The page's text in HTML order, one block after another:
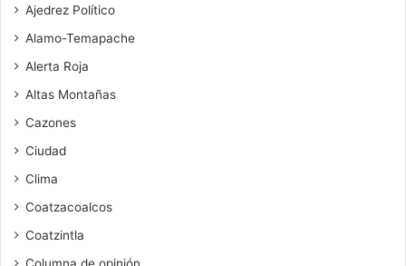
Ajedrez Político
Alamo-Temapache
Alerta Roja
Altas Montañas
Cazones
Ciudad
Clima
Coatzacoalcos
Coatzintla
Columna de opinión